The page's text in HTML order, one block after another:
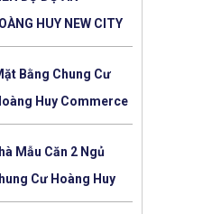
HUY NEW CITY
NHẬT MỚI NHẤT
Bằng Chung Cư
Huy Commerce
Rose
Mẫu Căn 2 Ngủ
Cư Hoàng Huy
Toà Rose